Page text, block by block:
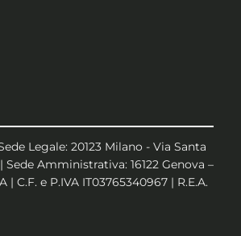
Legale: 20123 Milano - Via Santa
Sede Amministrativa: 16122 Genova –
| C.F. e P.IVA IT03765340967 | R.E.A.